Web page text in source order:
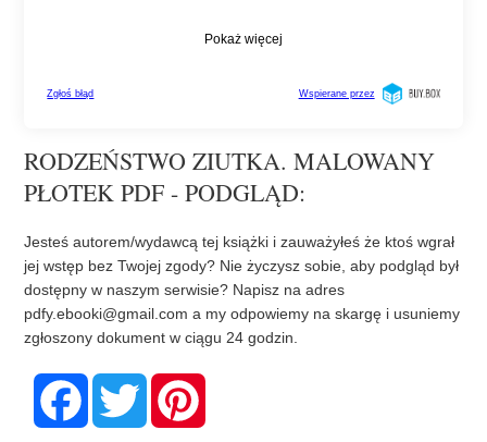
RODZEŃSTWO ZIUTKA. MALOWANY
PŁOTEK PDF - PODGLĄD:
Jesteś autorem/wydawcą tej książki i zauważyłeś że ktoś wgrał
jej wstęp bez Twojej zgody? Nie życzysz sobie, aby podgląd był
dostępny w naszym serwisie? Napisz na adres
pdfy.ebooki@gmail.com a my odpowiemy na skargę i usuniemy
zgłoszony dokument w ciągu 24 godzin.
F
T
w